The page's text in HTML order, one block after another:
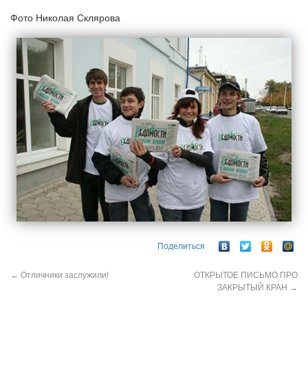
Фото Николая Склярова
Поделиться
← Отличники заслужили!
ОТКРЫТОЕ ПИСЬМО ПРО
ЗАКРЫТЫЙ КРАН →